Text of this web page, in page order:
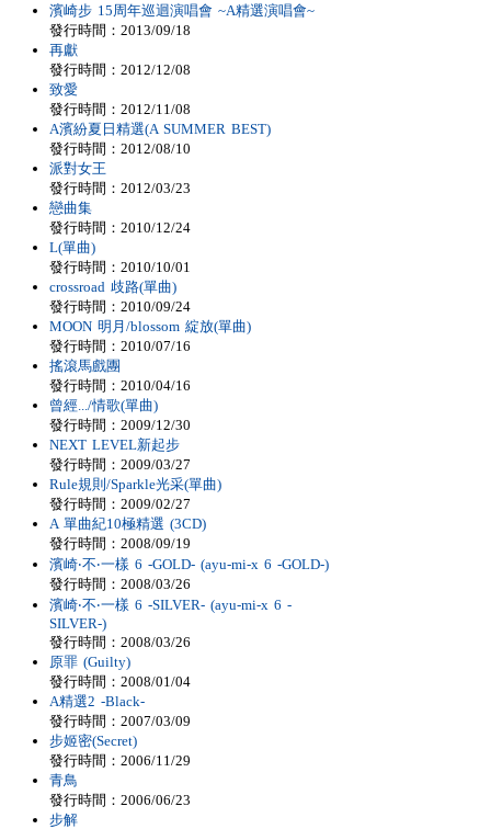
濱崎步 15周年巡迴演唱會 ~A精選演唱會~
發行時間：2013/09/18
再獻
發行時間：2012/12/08
致愛
發行時間：2012/11/08
A濱紛夏日精選(A SUMMER BEST)
發行時間：2012/08/10
派對女王
發行時間：2012/03/23
戀曲集
發行時間：2010/12/24
L(單曲)
發行時間：2010/10/01
crossroad 歧路(單曲)
發行時間：2010/09/24
MOON 明月/blossom 綻放(單曲)
發行時間：2010/07/16
搖滾馬戲團
發行時間：2010/04/16
曾經.../情歌(單曲)
發行時間：2009/12/30
NEXT LEVEL新起步
發行時間：2009/03/27
Rule規則/Sparkle光采(單曲)
發行時間：2009/02/27
A 單曲紀10極精選 (3CD)
發行時間：2008/09/19
濱崎‧不‧一樣 6 -GOLD- (ayu-mi-x 6 -GOLD-)
發行時間：2008/03/26
濱崎‧不‧一樣 6 -SILVER- (ayu-mi-x 6 -
SILVER-)
發行時間：2008/03/26
原罪 (Guilty)
發行時間：2008/01/04
A精選2 -Black-
發行時間：2007/03/09
步姬密(Secret)
發行時間：2006/11/29
青鳥
發行時間：2006/06/23
步解